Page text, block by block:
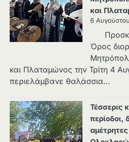
και
6
Όρος
και Πλαταμώνος την Τρίτη 4
περιελάμβανε θαλάσσια…
Τέσσερις
περίοδοι,
αμέτρητες